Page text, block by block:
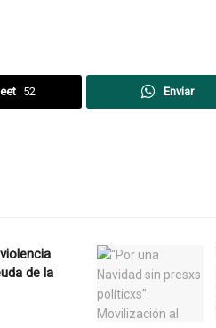
52 Enviar
de la